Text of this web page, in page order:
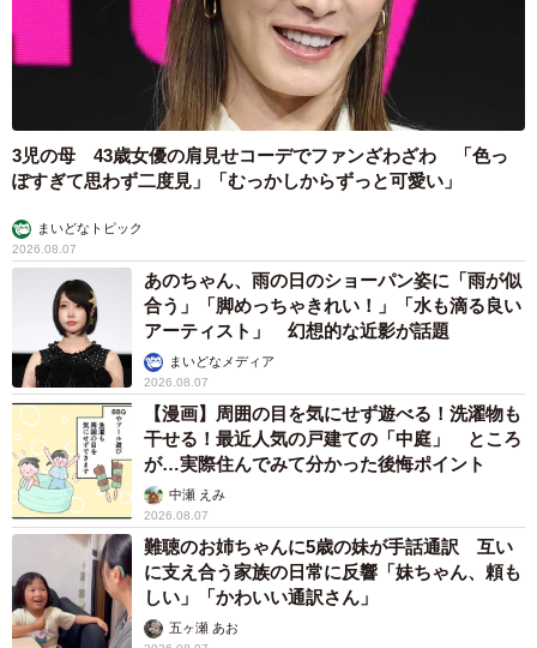
3児の母 43歳女優の肩見せコーデでファンざわざわ 「色っ
ぽすぎて思わず二度見」「むっかしからずっと可愛い」
まいどなトピック
2026.08.07
あのちゃん、雨の日のショーパン姿に「雨が似
合う」「脚めっちゃきれい！」「水も滴る良い
アーティスト」 幻想的な近影が話題
まいどなメディア
2026.08.07
【漫画】周囲の目を気にせず遊べる！洗濯物も
干せる！最近人気の戸建ての「中庭」 ところ
が…実際住んでみて分かった後悔ポイント
中瀬 えみ
2026.08.07
難聴のお姉ちゃんに5歳の妹が手話通訳 互い
に支え合う家族の日常に反響「妹ちゃん、頼も
しい」「かわいい通訳さん」
五ヶ瀬 あお